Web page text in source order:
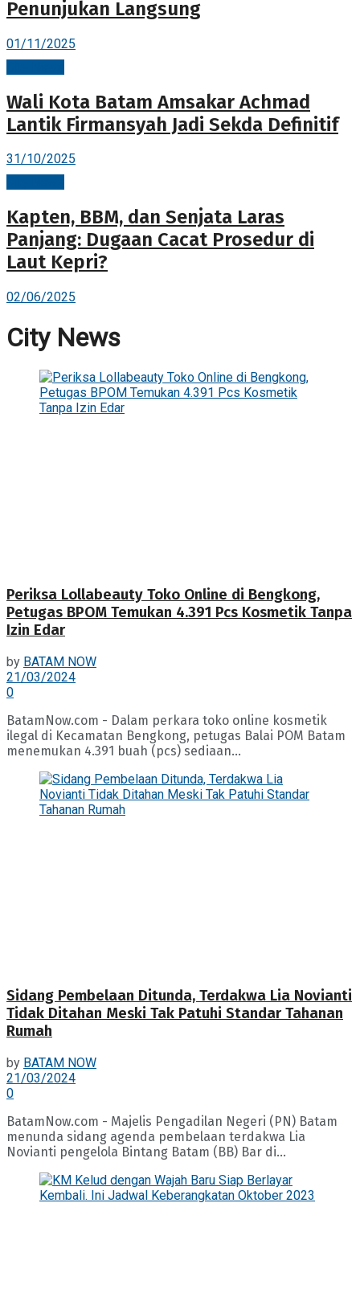
Penunjukan Langsung
01/11/2025
Wali Kota Batam Amsakar Achmad
Lantik Firmansyah Jadi Sekda Definitif
31/10/2025
Kapten, BBM, dan Senjata Laras
Panjang: Dugaan Cacat Prosedur di
Laut Kepri?
02/06/2025
City News
Periksa Lollabeauty Toko Online di Bengkong,
Petugas BPOM Temukan 4.391 Pcs Kosmetik Tanpa
Izin Edar
by BATAM NOW
21/03/2024
0
BatamNow.com - Dalam perkara toko online kosmetik
ilegal di Kecamatan Bengkong, petugas Balai POM Batam
menemukan 4.391 buah (pcs) sediaan...
Sidang Pembelaan Ditunda, Terdakwa Lia Novianti
Tidak Ditahan Meski Tak Patuhi Standar Tahanan
Rumah
by BATAM NOW
21/03/2024
0
BatamNow.com - Majelis Pengadilan Negeri (PN) Batam
menunda sidang agenda pembelaan terdakwa Lia
Novianti pengelola Bintang Batam (BB) Bar di...